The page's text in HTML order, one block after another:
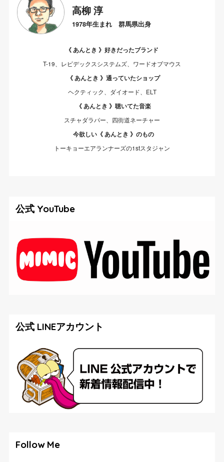
高柳 淳
1978年生まれ 群馬県出身
《 あんとき 》好きだったブランド
T-19、レピデックスシステムズ、ワードオブマウス
《 あんとき 》通っていたショップ
ヘクティック、ダイオード、ELT
《 あんとき 》聴いてた音楽
スチャダラパー、四街道ネーチャー
今欲しい《 あんとき 》のもの
トーキョーエアランナーズの1stスタジャン
公式 YouTube
公式 LINEアカウント
Follow Me